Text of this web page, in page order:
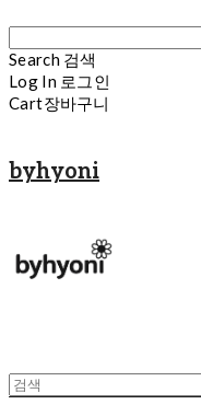
Search 검색
Log In 로그인
Cart장바구니
byhyoni